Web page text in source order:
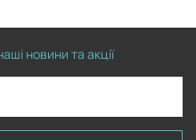
новини та акції